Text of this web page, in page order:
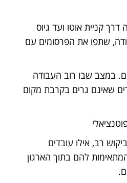
קניית אוטו ועד גיוס
שתפו את הפרסומים עם
במצב שבו רוב העבודה
שאינם גרים בקרבת מקום
רב, אילו עובדים
להם בתוך הארגון